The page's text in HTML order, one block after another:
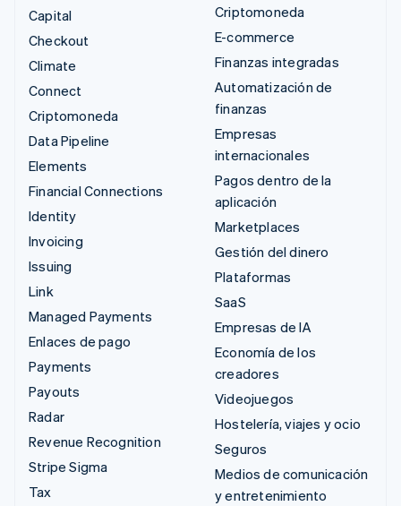
Capital
Checkout
Climate
Connect
Criptomoneda
Data Pipeline
Elements
Financial Connections
Identity
Invoicing
Issuing
Link
Managed Payments
Enlaces de pago
Payments
Payouts
Radar
Revenue Recognition
Stripe Sigma
Tax
Criptomoneda
E-commerce
Finanzas integradas
Automatización de
finanzas
Empresas
internacionales
Pagos dentro de la
aplicación
Marketplaces
Gestión del dinero
Plataformas
SaaS
Empresas de IA
Economía de los
creadores
Videojuegos
Hostelería, viajes y ocio
Seguros
Medios de comunicación
y entretenimiento